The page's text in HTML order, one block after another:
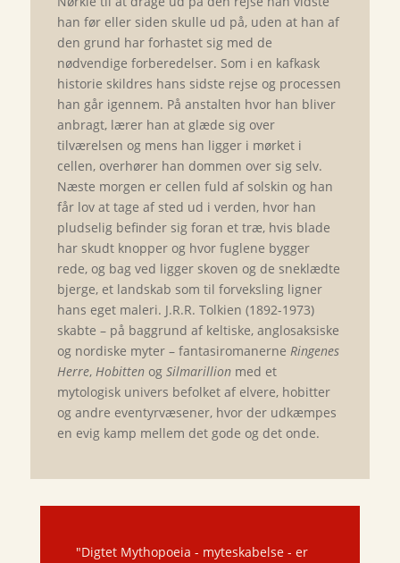
han før eller siden skulle ud på, uden at han af
den grund har forhastet sig med de
nødvendige forberedelser. Som i en kafkask
historie skildres hans sidste rejse og processen
han går igennem. På anstalten hvor han bliver
anbragt, lærer han at glæde sig over
tilværelsen og mens han ligger i mørket i
cellen, overhører han dommen over sig selv.
Næste morgen er cellen fuld af solskin og han
får lov at tage af sted ud i verden, hvor han
pludselig befinder sig foran et træ, hvis blade
har skudt knopper og hvor fuglene bygger
rede, og bag ved ligger skoven og de sneklædte
bjerge, et landskab som til forveksling ligner
hans eget maleri. J.R.R. Tolkien (1892-1973)
skabte – på baggrund af keltiske, anglosaksiske
og nordiske myter – fantasiromanerne Ringenes
Herre, Hobittenog Silmarillionmed et
mytologisk univers befolket af elvere, hobitter
og andre eventyrvæsener, hvor der udkæmpes
en evig kamp mellem det gode og det onde.
"Digtet Mythopoeia - myteskabelse - er